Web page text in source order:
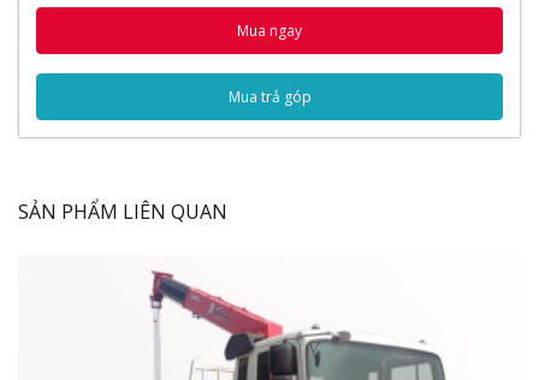
Đèn pha
Cần gạt nước
Vô lăng
Vận hành
Nhíp xe
Thùng xe
Thông số kỹ thuật
Thông số chung
Mua ngay
Mua trả góp
SẢN PHẨM LIÊN QUAN